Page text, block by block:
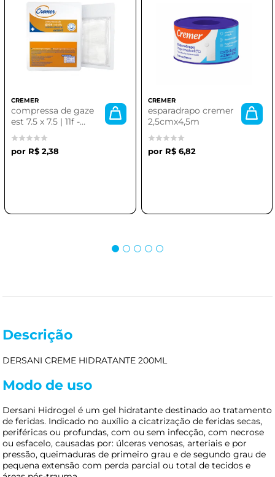
CREMER
compressa de gaze
est 7.5 x 7.5 | 11f -
pacote com 10
unidades cremer
R$ 2,38
CREMER
esparadrapo cremer
2,5cmx4,5m
R$ 6,82
Descrição
DERSANI CREME HIDRATANTE 200ML
Modo de uso
Dersani Hidrogel é um gel hidratante destinado ao tratamento
de feridas. Indicado no auxílio a cicatrização de feridas secas,
periféricas ou profundas, com ou sem infecção, com necrose
ou esfacelo, causadas por: úlceras venosas, arteriais e por
pressão, queimaduras de primeiro grau e de segundo grau de
pequena extensão com perda parcial ou total de tecidos e